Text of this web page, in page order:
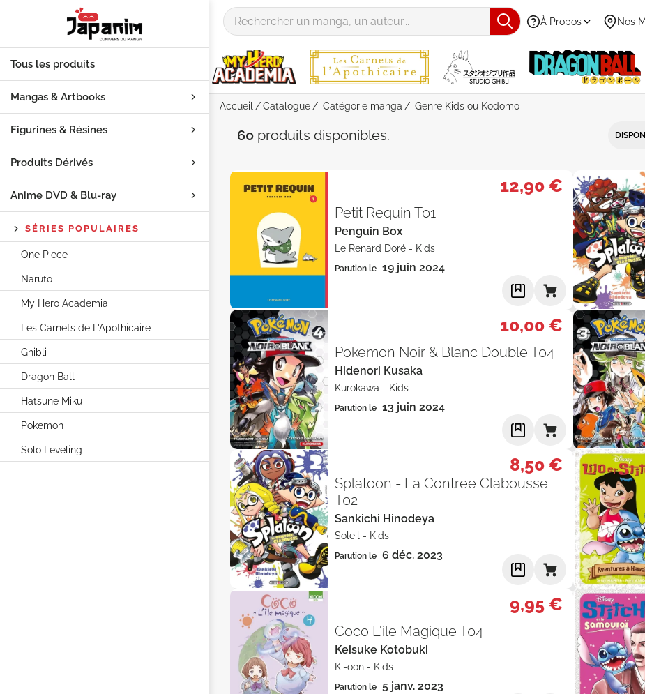
À Propos Nos
Tous les produits
Mangas & Artbooks
Figurines & Résines
Produits Dérivés
Anime DVD & Blu‑ray
SÉRIES POPULAIRES
One Piece
Naruto
My Hero Academia
Les Carnets de L'Apothicaire
Ghibli
Dragon Ball
Hatsune Miku
Pokemon
Solo Leveling
Accueil Catalogue Catégorie manga Genre Kids ou Kodomo
Catégorie "manga" - Genre "Kids" ou
60 produits disponibles.
12,90 €
Petit Requin T01
Penguin Box
Le Renard Doré - Kids
Parution le 19 juin 2024
10,00 €
Pokemon Noir & Blanc Double T04
Hidenori Kusaka
Kurokawa - Kids
Parution le 13 juin 2024
8,50 €
Splatoon - La Contree Clabousse
T02
Sankichi Hinodeya
Soleil - Kids
Parution le 6 déc. 2023
9,95 €
Coco L'ile Magique T04
Keisuke Kotobuki
Ki-oon - Kids
Parution le 5 janv. 2023